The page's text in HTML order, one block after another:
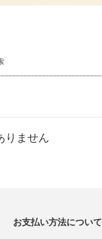
りません
お支払い方法について